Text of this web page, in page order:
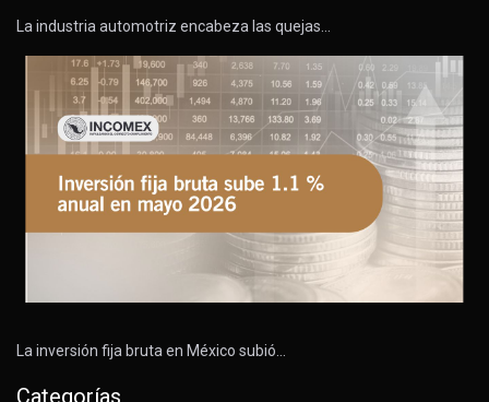
La industria automotriz encabeza las quejas…
La inversión fija bruta en México subió…
Categorías